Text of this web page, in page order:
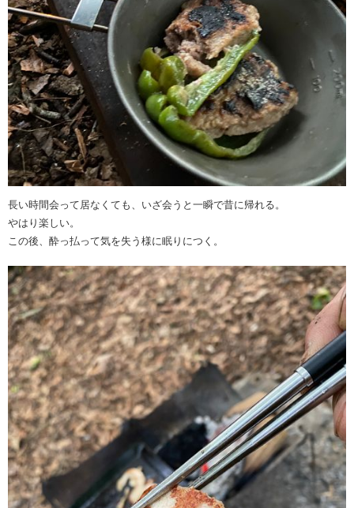
長い時間会って居なくても、いざ会うと一瞬で昔に帰れる。
やはり楽しい。
この後、酔っ払って気を失う様に眠りにつく。